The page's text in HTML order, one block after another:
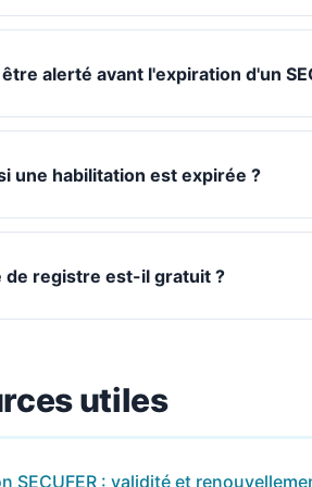
alerté avant l'expiration d'un
une habilitation est expirée ?
de registre est-il gratuit ?
utiles
SECUFER : validité et